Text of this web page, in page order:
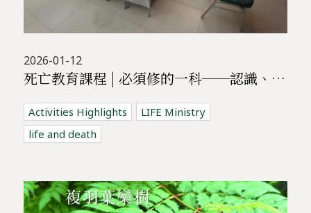
2026-01-12
死亡教育課程 | 必須修的一科──認識、體驗、了解死亡，與哀傷同行課程
Activities Highlights
LIFE Ministry
life and death